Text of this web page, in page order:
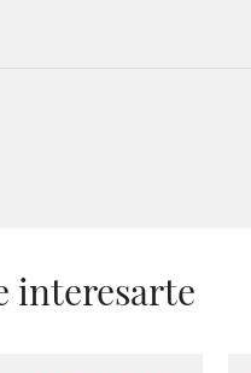
interesarte